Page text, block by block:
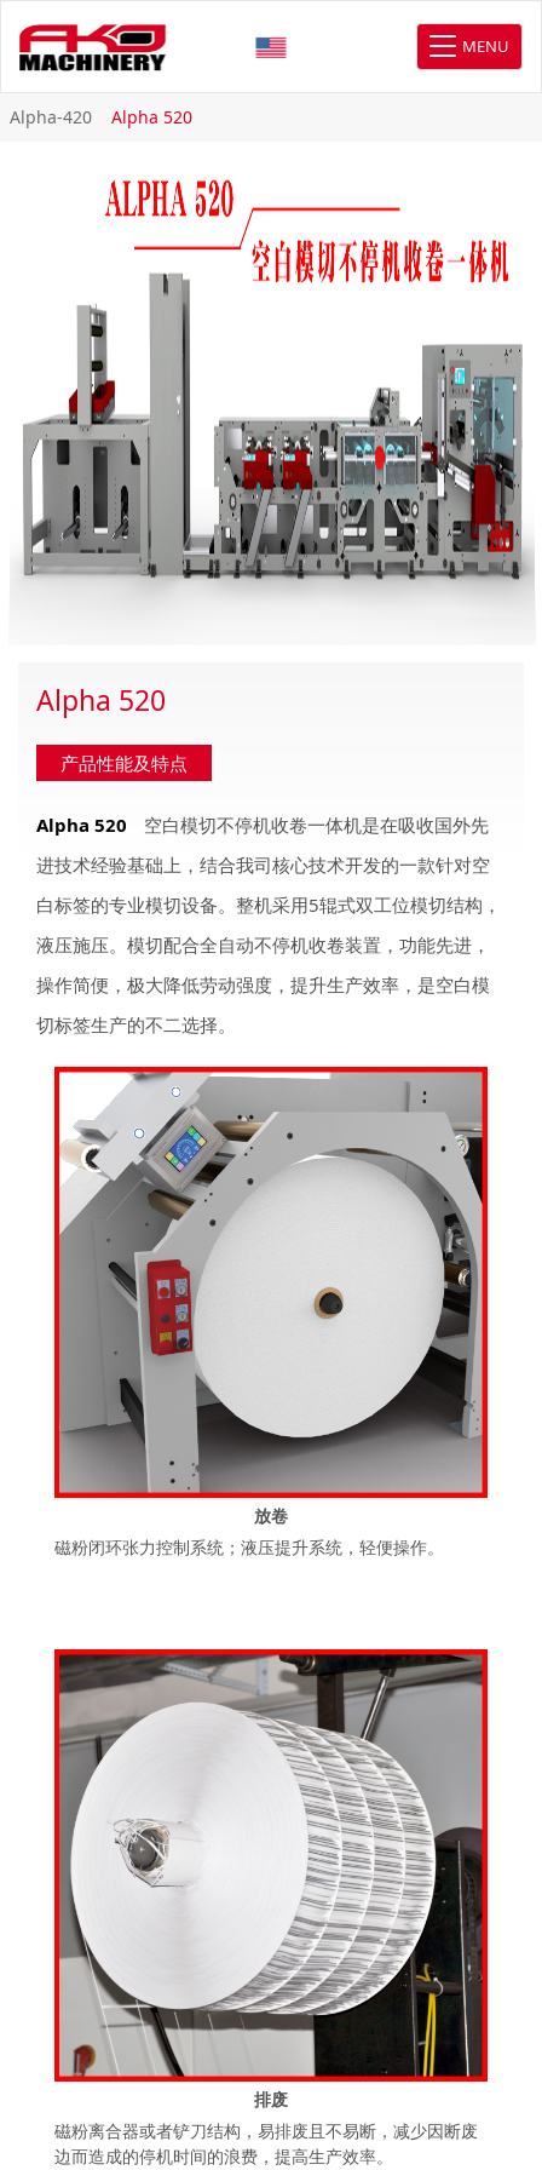
MENU
Alpha-420 Alpha 520
Alpha 520
产品性能及特点
Alpha 520
空白模切不停机收卷一体机是在吸收国外先
进技术经验基础上，结合我司核心技术开发的一款针对空
白标签的专业模切设备。整机采用5辊式双工位模切结构，
液压施压。模切配合全自动不停机收卷装置，功能先进，
操作简便，极大降低劳动强度，提升生产效率，是空白模
切标签生产的不二选择。
放卷
磁粉闭环张力控制系统；液压提升系统，轻便操作。
排废
磁粉离合器或者铲刀结构，易排废且不易断，减少因断废
边而造成的停机时间的浪费，提高生产效率。